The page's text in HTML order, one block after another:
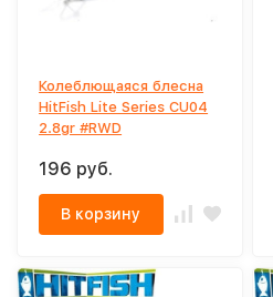
Колеблющаяся блесна
HitFish Lite Series CU04
2.8gr #RWD
196 руб.
В корзину